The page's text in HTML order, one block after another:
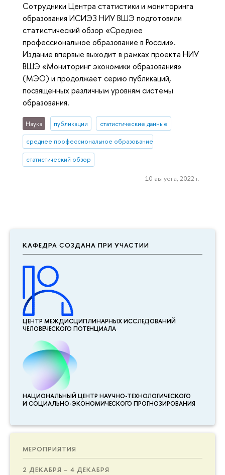
КАФЕДРА СОЗДАНА ПРИ УЧАСТИИ
ЦЕНТР МЕЖДИСЦИПЛИНАР­НЫХ ИССЛЕДОВАНИЙ
ЧЕЛОВЕЧЕСКОГО ПОТЕНЦИАЛА
НАЦИОНАЛЬНЫЙ ЦЕНТР НАУЧНО-ТЕХНОЛОГИЧЕСКОГО
И СОЦИАЛЬНО-ЭКОНОМИЧЕСКОГО ПРОГНОЗИРОВАНИЯ
МЕРОПРИЯТИЯ
2 ДЕКАБРЯ – 4 ДЕКАБРЯ
Сотрудники Центра статистики и мониторинга
образования ИСИЭЗ НИУ ВШЭ подготовили
статистический обзор «Среднее
профессиональное образование в России».
Издание впервые выходит в рамках проекта НИУ
ВШЭ «Мониторинг экономики образования»
(МЭО) и продолжает серию публикаций,
посвященных различным уровням системы
образования.
Наука публикации статистические данные
среднее профессиональное образование
статистический обзор
10 августа, 2022 г.